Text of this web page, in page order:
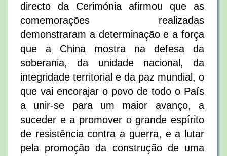
directo da Cerimónia afirmou que as
comemorações realizadas
demonstraram a determinação e a força
que a China mostra na defesa da
soberania, da unidade nacional, da
integridade territorial e da paz mundial, o
que vai encorajar o povo de todo o País
a unir-se para um maior avanço, a
suceder e a promover o grande espírito
de resistência contra a guerra, e a lutar
pela promoção da construção de uma